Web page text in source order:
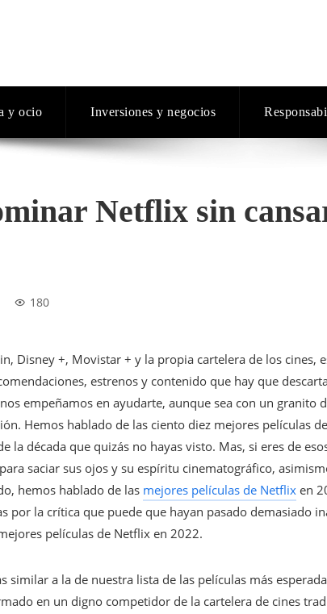
y ocio Inversiones y negocios
Netflix sin
180
Disney +, Movistar + y la propia cartelera de los cines,
estrenos y contenido que hay que
empeñamos en ayudarte, aunque sea con un granito
Hemos hablado de las ciento diez mejores películas
la década que quizás no hayas visto. Mas, si eres de
saciar sus ojos y su espíritu cinematográfico,
hemos hablado de las mejores películas de Netflix en
por la crítica que puede que hayan pasado demasiado
películas de Netflix en 2022.
similar a la de nuestra lista de las películas más
en un digno competidor de la cartelera de cines